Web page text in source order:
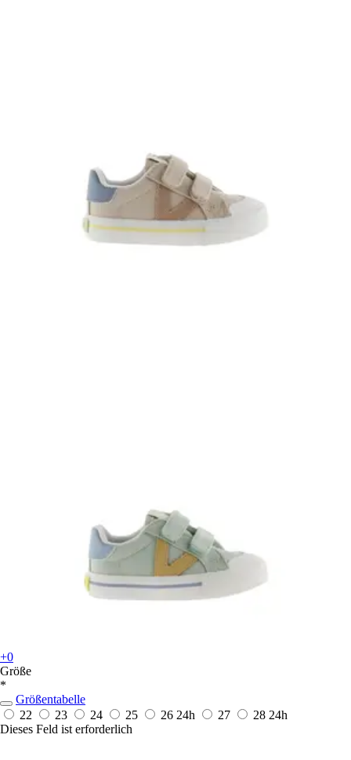
+0
Größe
*
Größentabelle
22
23 24 25 26 24h 27 28 24h
Dieses Feld ist erforderlich